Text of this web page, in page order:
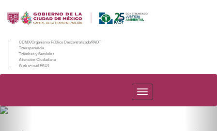
CDMX/Organismo Público Descentralizado/PAOT
Transparencia
Trámites y Servicios
Atención Ciudadana
Web e-mail PAOT
PAOT